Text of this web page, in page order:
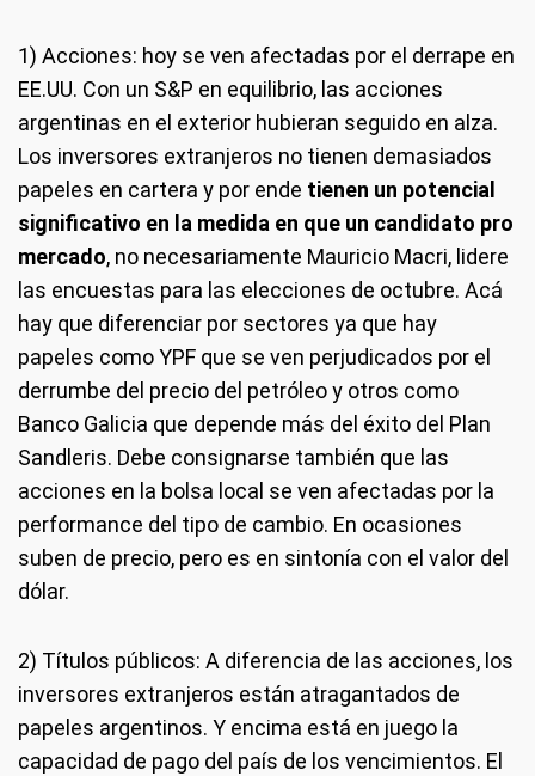
1) Acciones: hoy se ven afectadas por el derrape en
EE.UU. Con un S&P en equilibrio, las acciones
argentinas en el exterior hubieran seguido en alza.
Los inversores extranjeros no tienen demasiados
papeles en cartera y por ende tienen un potencial
significativo en la medida en que un candidato pro
mercado, no necesariamente Mauricio Macri, lidere
las encuestas para las elecciones de octubre. Acá
hay que diferenciar por sectores ya que hay
papeles como YPF que se ven perjudicados por el
derrumbe del precio del petróleo y otros como
Banco Galicia que depende más del éxito del Plan
Sandleris. Debe consignarse también que las
acciones en la bolsa local se ven afectadas por la
performance del tipo de cambio. En ocasiones
suben de precio, pero es en sintonía con el valor del
dólar.
2) Títulos públicos: A diferencia de las acciones, los
inversores extranjeros están atragantados de
papeles argentinos. Y encima está en juego la
capacidad de pago del país de los vencimientos. El